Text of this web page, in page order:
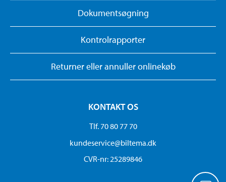
Dokumentsøgning
Kontrolrapporter
Returner eller annuller onlinekøb
KONTAKT OS
Tlf. 70 80 77 70
kundeservice@biltema.dk
CVR-nr: 25289846